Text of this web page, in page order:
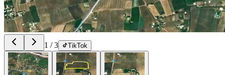
1 /3 TikTok